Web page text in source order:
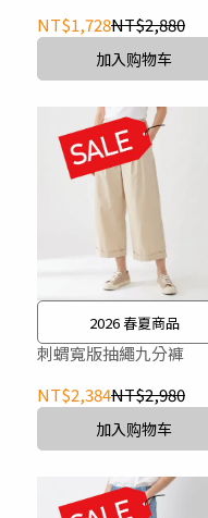
NT$1,728NT$2,880
加入购物车
2026 春夏商品
刺蝟寬版抽繩九分褲
NT$2,384NT$2,980
加入购物车